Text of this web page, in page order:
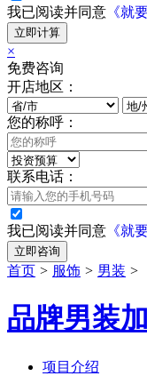
我已阅读并同意 《就
立即计算
×
免费咨询
开店地区：
您的称呼：
联系电话：
我已阅读并同意 《就
立即咨询
首页 > 服饰 > 男装 >
品牌男装
项目介绍